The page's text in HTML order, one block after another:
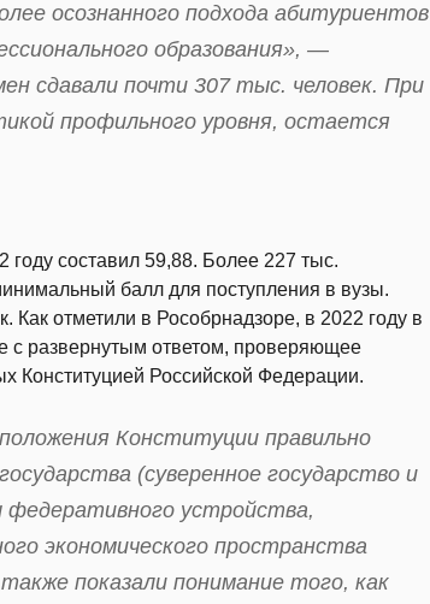
осознанного подхода абитуриентов
образования», —
сдавали почти 307 тыс. человек. При
профильного уровня, остается
составил 59,88. Более 227 тыс.
балл для поступления в вузы.
отметили в Рособрнадзоре, в 2022 году в
с развернутым ответом, проверяющее
Конституцией Российской Федерации.
Конституции правильно
(суверенное государство и
федеративного устройства,
экономического пространства
показали понимание того, как